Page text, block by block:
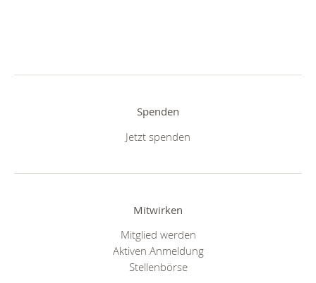
Spenden
Jetzt spenden
Mitwirken
Mitglied werden
Aktiven Anmeldung
Stellenbörse